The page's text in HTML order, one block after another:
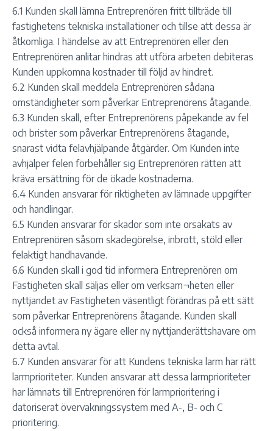
6.1 Kunden skall lämna Entreprenören fritt tillträde till
fastighetens tekniska installationer och tillse att dessa är
åtkomliga. I händelse av att Entreprenören eller den
Entreprenören anlitar hindras att utföra arbeten debiteras
Kunden uppkomna kostnader till följd av hindret.
6.2 Kunden skall meddela Entreprenören sådana
omständigheter som påverkar Entreprenörens åtagande.
6.3 Kunden skall, efter Entreprenörens påpekande av fel
och brister som påverkar Entreprenörens åtagande,
snarast vidta felavhjälpande åtgärder. Om Kunden inte
avhjälper felen förbehåller sig Entreprenören rätten att
kräva ersättning för de ökade kostnaderna.
6.4 Kunden ansvarar för riktigheten av lämnade uppgifter
och handlingar.
6.5 Kunden ansvarar för skador som inte orsakats av
Entreprenören såsom skadegörelse, inbrott, stöld eller
felaktigt handhavande.
6.6 Kunden skall i god tid informera Entreprenören om
Fastigheten skall säljas eller om verksam¬heten eller
nyttjandet av Fastigheten väsentligt förändras på ett sätt
som påverkar Entreprenörens åtagande. Kunden skall
också informera ny ägare eller ny nyttjanderättshavare om
detta avtal.
6.7 Kunden ansvarar för att Kundens tekniska larm har rätt
larmprioriteter. Kunden ansvarar att dessa larmprioriteter
har lämnats till Entreprenören för larmprioritering i
datoriserat övervakningssystem med A-, B- och C
prioritering.